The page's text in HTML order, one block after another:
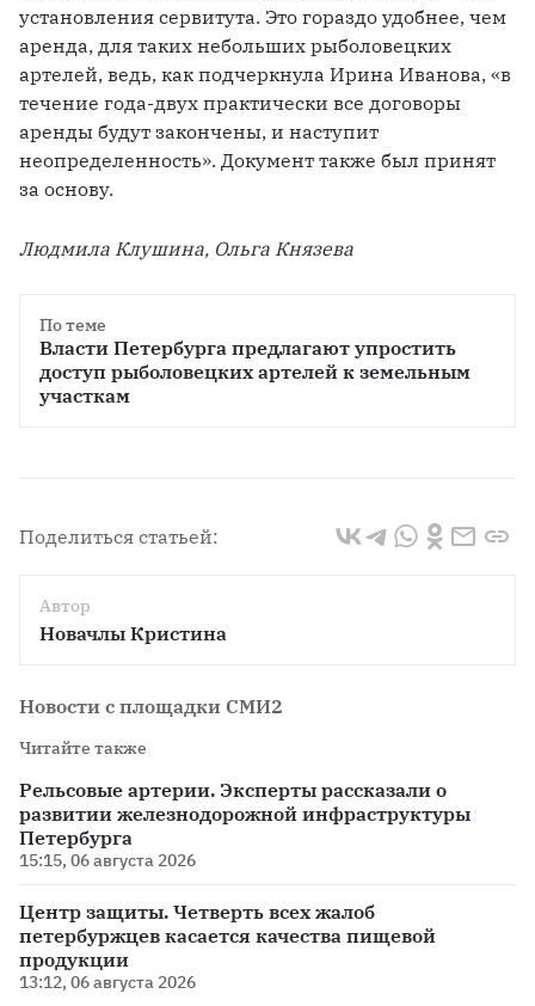
установления сервитута. Это гораздо удобнее, чем
аренда, для таких небольших рыболовецких
артелей, ведь, как подчеркнула Ирина Иванова, «в
течение года-двух практически все договоры
аренды будут закончены, и наступит
неопределенность». Документ также был принят
за основу.
Людмила Клушина, Ольга Князева
По теме
Власти Петербурга предлагают упростить
доступ рыболовецких артелей к земельным
участкам
Поделиться статьей:
Автор
Новачлы Кристина
Новости с площадки СМИ2
Читайте также
Рельсовые артерии. Эксперты рассказали о
развитии железнодорожной инфраструктуры
Петербурга
15:15, 06 августа 2026
Центр защиты. Четверть всех жалоб
петербуржцев касается качества пищевой
продукции
13:12, 06 августа 2026